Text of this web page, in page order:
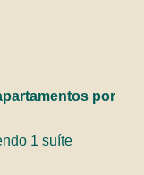
por
1 suíte